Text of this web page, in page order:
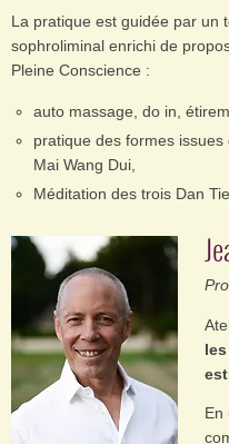
La pratique est guidée par un
sophroliminal enrichi de
Pleine Conscience :
auto massage, do in,
pratique des formes
Mai Wang Dui,
Méditation des trois Dan
En